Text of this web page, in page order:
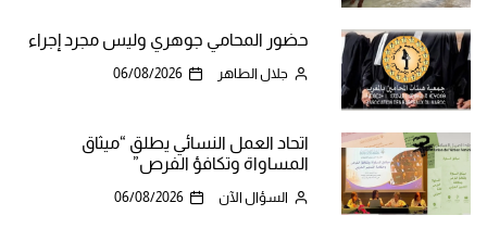
حضور المحامي جوهري وليس مجرد إجراء
جلال الطاهر 06/08/2026
اتحاد العمل النسائي يطلق “ميثاق
المساواة وتكافؤ الفرص”
السؤال الآن 06/08/2026